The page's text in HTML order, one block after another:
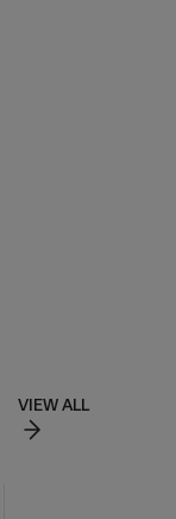
VIEW ALL